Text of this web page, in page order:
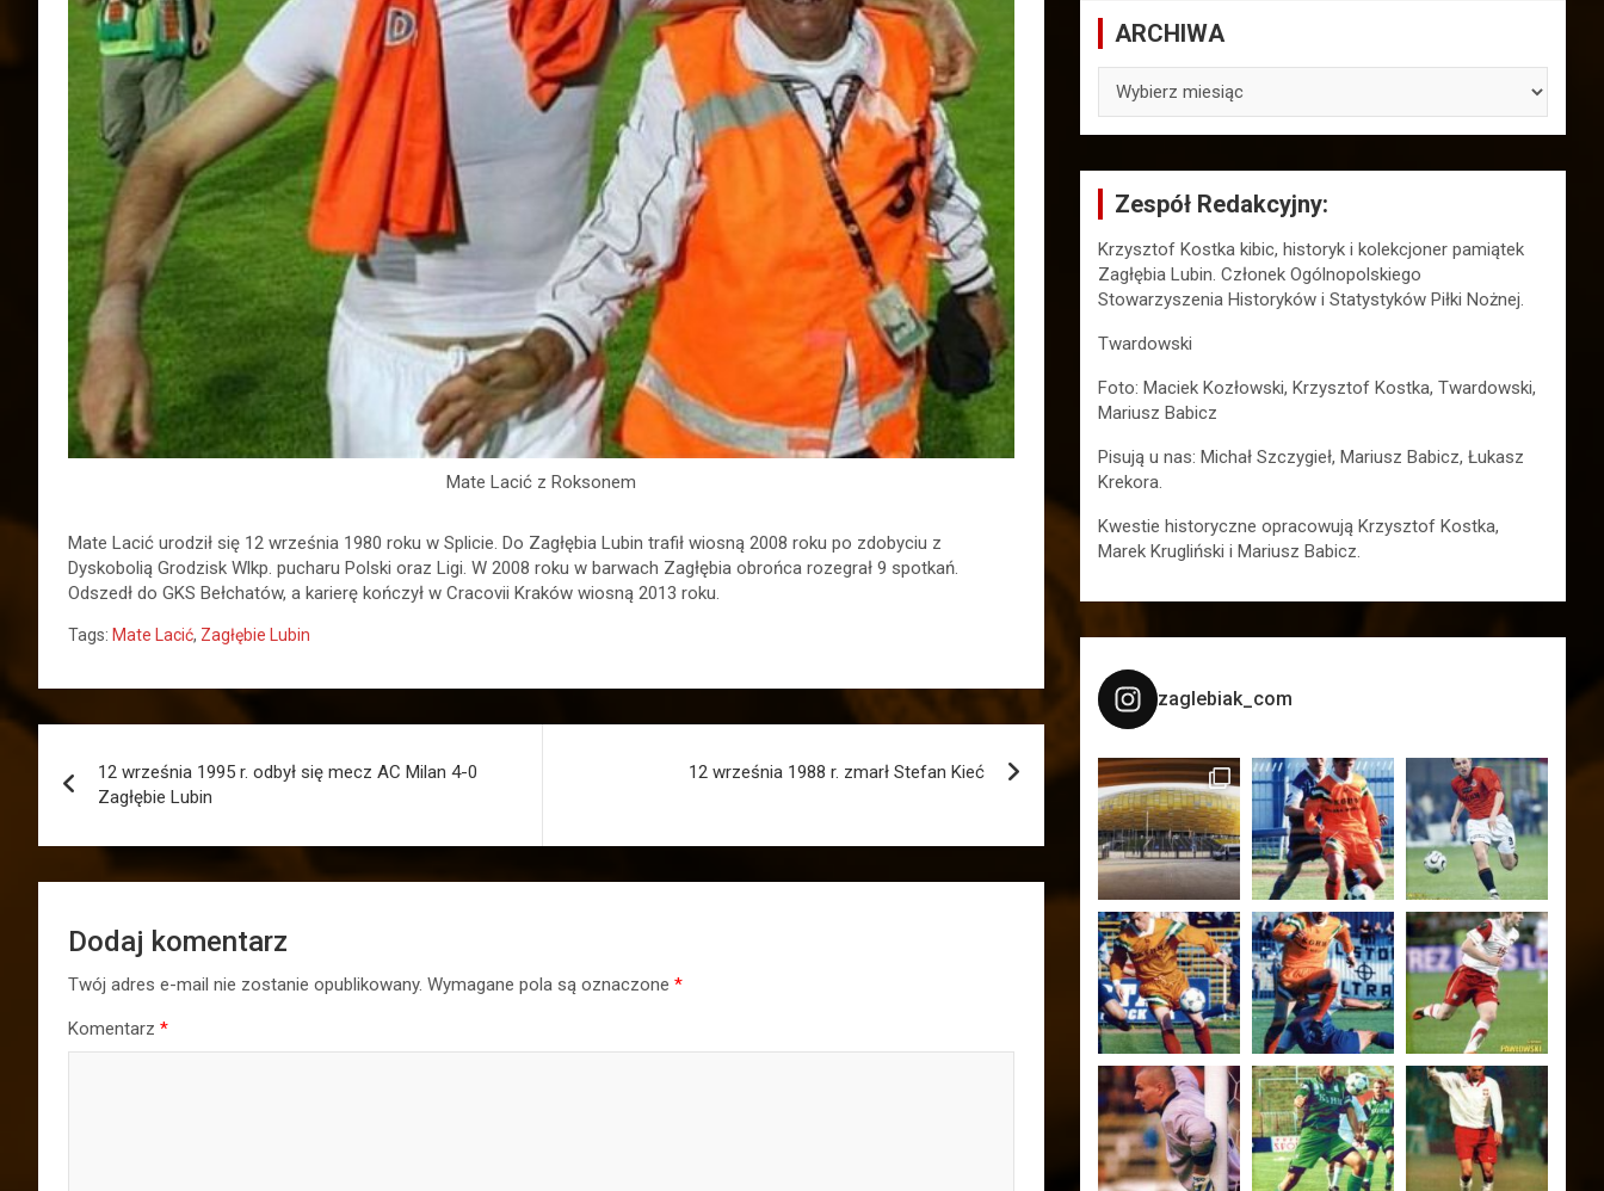
Mate Lacić z Roksonem
Mate Lacić urodził się 12 września 1980 roku w Splicie. Do Zagłębia Lubin trafił wiosną 2008 roku po zdobyciu z
Dyskobolią Grodzisk Wlkp. pucharu Polski oraz Ligi. W 2008 roku w barwach Zagłębia obrońca rozegrał 9 spotkań.
Odszedł do GKS Bełchatów, a karierę kończył w Cracovii Kraków wiosną 2013 roku.
Tags: Mate Lacić, Zagłębie Lubin
Nawigacja
wpisu
12 września 1995 r. odbył się mecz AC Milan 4-0
Zagłębie Lubin
12 września 1988 r. zmarł Stefan Kieć
Dodaj komentarz
Twój adres e-mail nie zostanie opublikowany. Wymagane pola są oznaczone *
Komentarz *
ARCHIWA
Zespół Redakcyjny:
Krzysztof Kostka kibic, historyk i kolekcjoner pamiątek
Zagłębia Lubin. Członek Ogólnopolskiego
Stowarzyszenia Historyków i Statystyków Piłki Nożnej.
Twardowski
Foto: Maciek Kozłowski, Krzysztof Kostka, Twardowski,
Mariusz Babicz
Pisują u nas: Michał Szczygieł, Mariusz Babicz, Łukasz
Krekora.
Kwestie historyczne opracowują Krzysztof Kostka,
Marek Krugliński i Mariusz Babicz.
zaglebiak_com